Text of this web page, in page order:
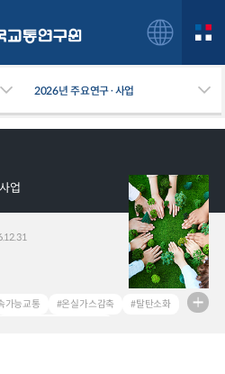
2026년 주요연구·사업
업
가능교통 #온실가스감축
#탈탄소화